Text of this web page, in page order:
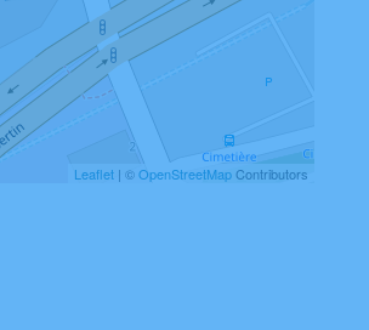
Leaflet | ©OpenStreetMapContributors